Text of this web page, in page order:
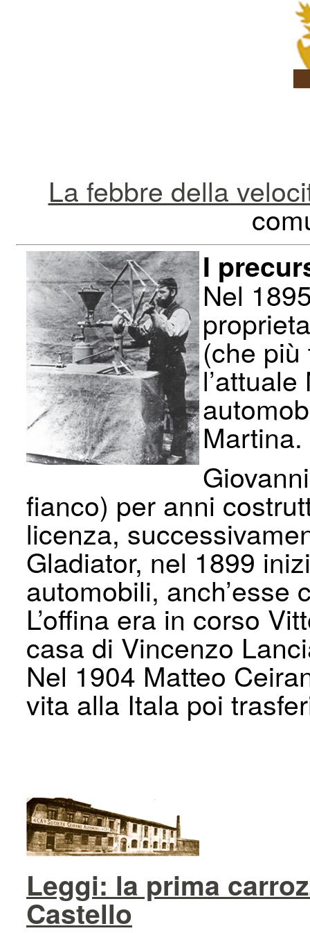
La febbre della
I
Nel
(che
Martina.
fianco) per anni
licenza,
Gladiator, nel 1899
automobili, anch’esse
L’offina era in corso
casa di Vincenzo
Nel 1904 Matteo
vita alla Itala poi
Leggi: la prima
Castello